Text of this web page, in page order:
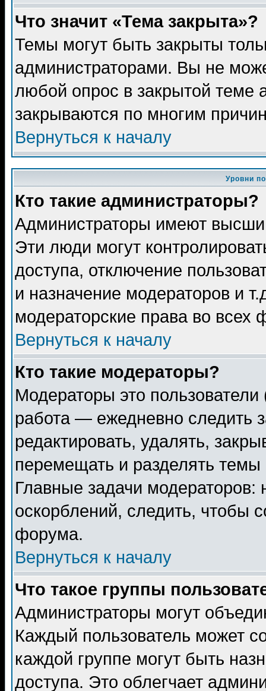
Что значит «Тема закрыта»?
Темы могут быть закрыты
администраторами. Вы не
любой опрос в закрытой теме
закрываются по многим
Вернуться к началу
Уровни
Кто такие администраторы?
Администраторы имеют
Эти люди могут
доступа, отключение
и назначение модераторов и
модераторские права во всех
Вернуться к началу
Кто такие модераторы?
Модераторы это
работа — ежедневно следить
редактировать, удалять,
перемещать и разделять
Главные задачи
оскорблений, следить, чтобы
форума.
Вернуться к началу
Что такое группы
Администраторы могут
Каждый пользователь может
каждой группе могут быть
доступа. Это облегчает